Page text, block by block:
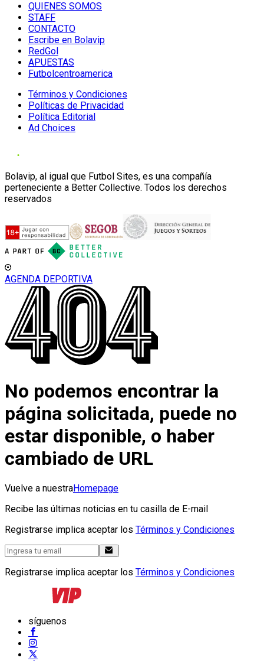
QUIENES SOMOS
STAFF
CONTACTO
Escribe en Bolavip
RedGol
APUESTAS
Futbolcentroamerica
Términos y Condiciones
Políticas de Privacidad
Política Editorial
Ad Choices
Bolavip, al igual que Futbol Sites, es una compañía
perteneciente a Better Collective. Todos los derechos
reservados
AGENDA DEPORTIVA
No podemos encontrar la
página solicitada, puede no
estar disponible, o haber
cambiado de URL
Vuelve a nuestraHomepage
Recibe las últimas noticias en tu casilla de E-mail
Registrarse implica aceptar los Términos y Condiciones
Registrarse implica aceptar los Términos y Condiciones
síguenos